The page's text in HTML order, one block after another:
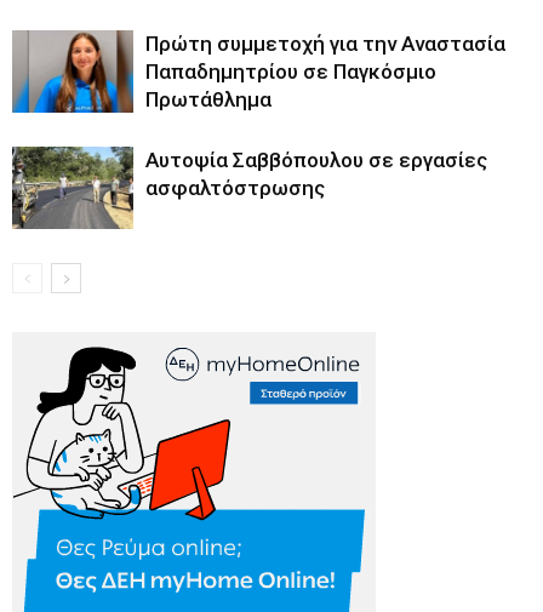
Πρώτη συμμετοχή για την Αναστασία
Παπαδημητρίου σε Παγκόσμιο
Πρωτάθλημα
Αυτοψία Σαββόπουλου σε εργασίες
ασφαλτόστρωσης